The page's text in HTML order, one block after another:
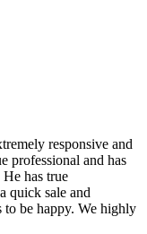
responsive and
professional and has
has true
quick sale and
to be happy. We highly